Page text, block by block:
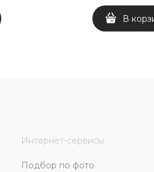
В
Интернет-сервисы
Подбор по фото